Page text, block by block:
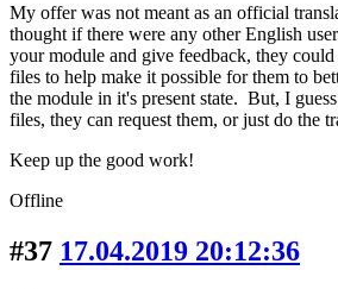
My offer was not meant as an official
thought if there were any other English
your module and give feedback, they
files to help make it possible for them to
the module in it's present state. But, I
files, they can request them, or just do the
Keep up the good work!
Offline
#37 17.04.2019 20:12:36